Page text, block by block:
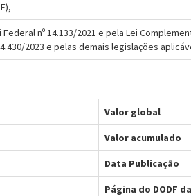
Federal nº 14.133/2021 e pela Lei
2023 e pelas demais legislações
Valor global
Valor acumulado
Data Publicação
Página do DODF